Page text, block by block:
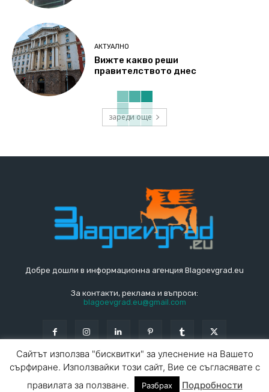
АКТУАЛНО
Вижте какво реши
правителството днес
зареди още
Добре дошли в информационна агенция Blagoevgrad.eu
За контакти, реклама и въпроси:
blagoevgrad.eu@gmail.com
© Blagoevgrad.EU 2010 - 2026 Общи условия |
Сайтът използва "бисквитки" за улеснение на Вашето
сърфиране. Използвайки този сайт, Вие се съгласявате с
правилата за ползване.
Разбрах Подробности